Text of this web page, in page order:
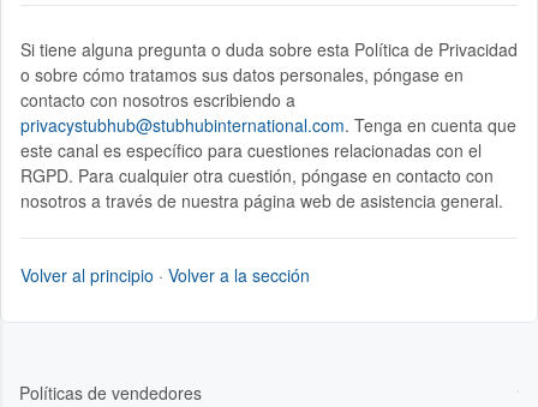
Si tiene alguna pregunta o duda sobre esta Política de Privacidad
o sobre cómo tratamos sus datos personales, póngase en
contacto con nosotros escribiendo a
privacystubhub@stubhubinternational.com. Tenga en cuenta que
este canal es específico para cuestiones relacionadas con el
RGPD. Para cualquier otra cuestión, póngase en contacto con
nosotros a través de nuestra página web de asistencia general.
Volver al principio · Volver a la sección
Políticas de vendedores